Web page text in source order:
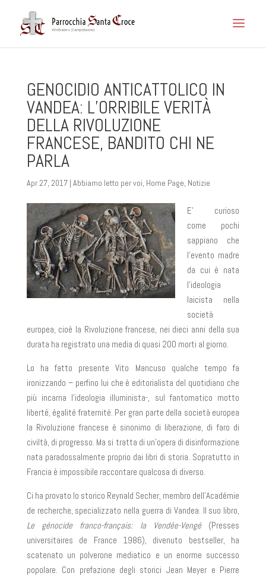
GENOCIDIO ANTICATTOLICO IN
VANDEA: L’ORRIBILE VERITÀ
DELLA RIVOLUZIONE
FRANCESE, BANDITO CHI NE
PARLA
Apr 27, 2017| Abbiamo letto per voi, Home Page, Notizie
E’ curioso
come pochi
sappiano che
l’evento madre
da cui è nata
l’ideologia
laicista nella
società
europea, cioè la Rivoluzione francese, nei dieci anni della sua
durata ha registrato una media di quasi 200 morti al giorno.
Lo ha fatto presente Vito Mancuso qualche tempo fa
ironizzando – perfino lui che è editorialista del quotidiano che
più incarna l’ideologia illuminista-, sul fantomatico motto
liberté, égalité fraternité. Per gran parte della società europea
la Rivoluzione francese è sinonimo di liberazione, di faro di
civiltà, di progresso. Ma si tratta di un’opera di disinformazione
nata paradossalmente proprio dai libri di storia. Sopratutto in
Francia è impossibile raccontare qualcosa di diverso.
Ci ha provato lo storico Reynald Secher, membro dell’Académie
de recherche, specializzato nella guerra di Vandea. Il suo libro,
Le génocide franco-français: la Vendée-Vengé(Presses
universitaires de France 1986), divenuto bestseller, ha
scatenato un polverone mediatico e un enorme successo
popolare. Con prefazione degli storici Jean Meyer e Pierre